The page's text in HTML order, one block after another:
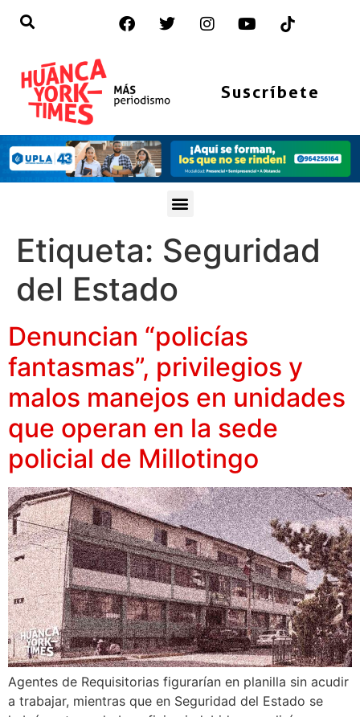
Suscríbete
Etiqueta: Seguridad
del Estado
Denuncian “policías
fantasmas”, privilegios y
malos manejos en unidades
que operan en la sede
policial de Millotingo
Agentes de Requisitorias figurarían en planilla sin acudir
a trabajar, mientras que en Seguridad del Estado se